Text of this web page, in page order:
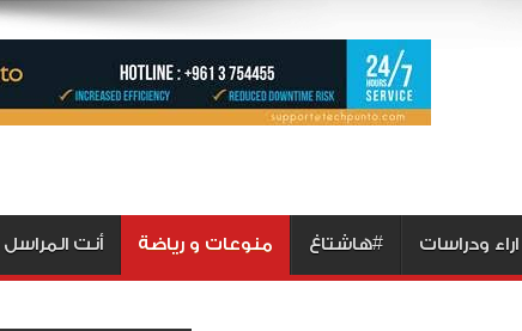
اراء ودراسات #هاشتاغ منوعات و رياضة أنت المراسل